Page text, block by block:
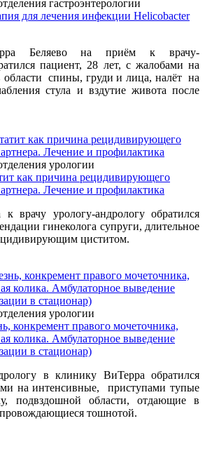
гастроэнтерологии
для лечения инфекции Helicobacter
Беляево на приём к врачу-
пациент, 28 лет, с жалобами на
спины, груди и лица, налёт на
стула и вздутие живота после
урологии
как причина рецидивирующего
Лечение и профилактика
врачу урологу-андрологу обратился
гинеколога супруги, длительное
циститом.
урологии
конкремент правого мочеточника,
колика. Амбулаторное выведение
в стационар)
в клинику ВиТерра обратился
на интенсивные, приступами тупые
подвздошной области, отдающие в
тошнотой.